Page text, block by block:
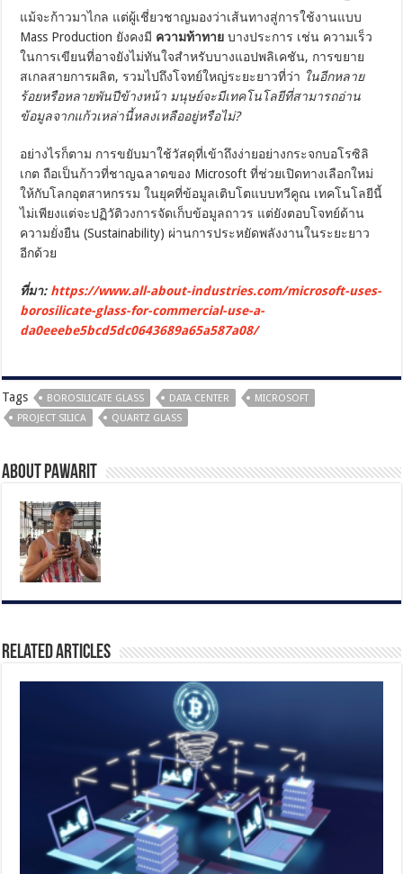
แม้จะก้าวมาไกล แต่ผู้เชี่ยวชาญมองว่าเส้นทางสู่การใช้งานแบบ
Mass Production ยังคงมี ความท้าทาย บางประการ เช่น ความเร็ว
ในการเขียนที่อาจยังไม่ทันใจสำหรับบางแอปพลิเคชัน, การขยาย
สเกลสายการผลิต, รวมไปถึงโจทย์ใหญ่ระยะยาวที่ว่า ในอีกหลาย
ร้อยหรือหลายพันปีข้างหน้า มนุษย์จะมีเทคโนโลยีที่สามารถอ่าน
ข้อมูลจากแก้วเหล่านี้หลงเหลืออยู่หรือไม่?
อย่างไรก็ตาม การขยับมาใช้วัสดุที่เข้าถึงง่ายอย่างกระจกบอโรซิลิ
เกต ถือเป็นก้าวที่ชาญฉลาดของ Microsoft ที่ช่วยเปิดทางเลือกใหม่
ให้กับโลกอุตสาหกรรม ในยุคที่ข้อมูลเติบโตแบบทวีคูณ เทคโนโลยีนี้
ไม่เพียงแต่จะปฏิวัติวงการจัดเก็บข้อมูลถาวร แต่ยังตอบโจทย์ด้าน
ความยั่งยืน (Sustainability) ผ่านการประหยัดพลังงานในระยะยาว
อีกด้วย
ที่มา: https://www.all-about-industries.com/microsoft-uses-
borosilicate-glass-for-commercial-use-a-
da0eeebe5bcd5dc0643689a65a587a08/
Tags BOROSILICATE GLASS DATA CENTER
MICROSOFT
PROJECT SILICA
QUARTZ GLASS
About pawarit
Related Articles